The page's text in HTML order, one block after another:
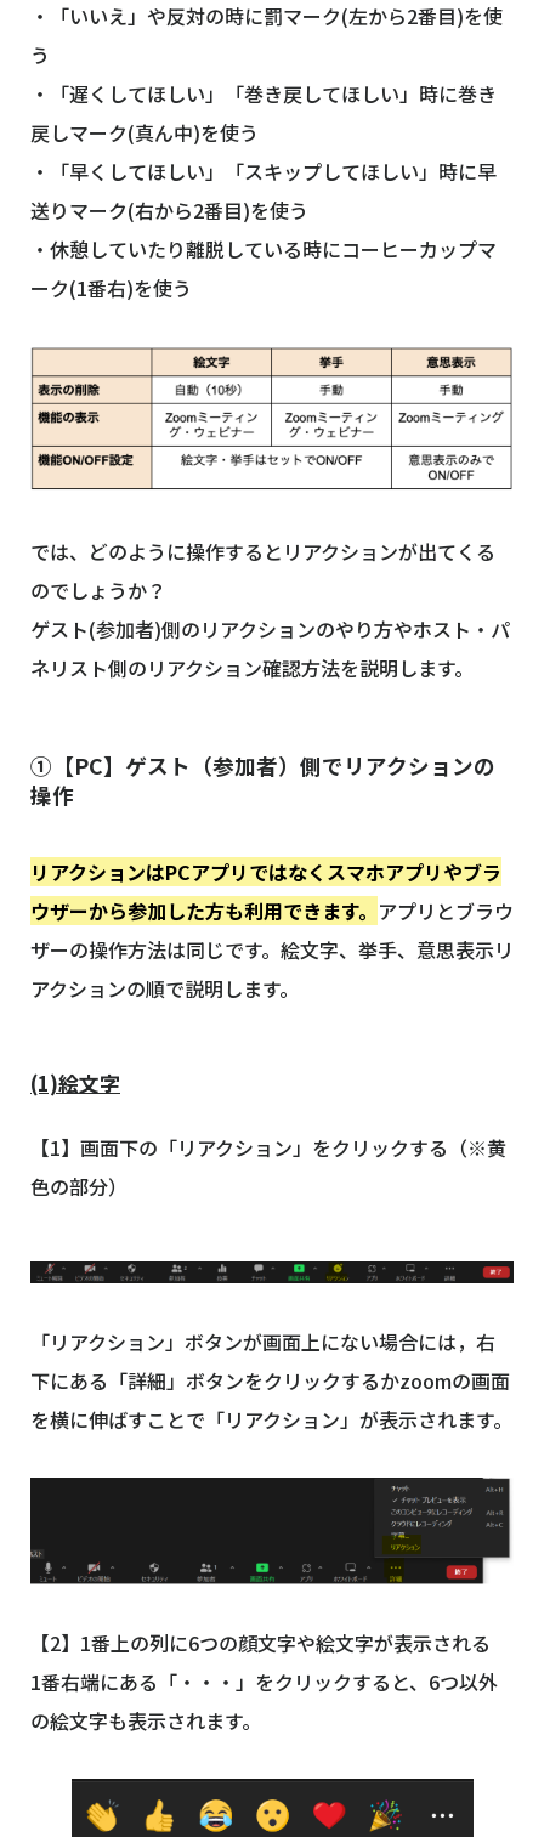
・「いいえ」や反対の時に罰マーク(左から2番目)を使
う
・「遅くしてほしい」「巻き戻してほしい」時に巻き
戻しマーク(真ん中)を使う
・「早くしてほしい」「スキップしてほしい」時に早
送りマーク(右から2番目)を使う
・休憩していたり離脱している時にコーヒーカップマ
ーク(1番右)を使う
では、どのように操作するとリアクションが出てくる
のでしょうか？
ゲスト(参加者)側のリアクションのやり方やホスト・パ
ネリスト側のリアクション確認方法を説明します。
①【PC】ゲスト（参加者）側でリアクションの
操作
リアクションはPCアプリではなくスマホアプリやブラ
ウザーから参加した方も利用できます。 アプリとブラウ
ザーの操作方法は同じです。絵文字、挙手、意思表示リ
アクションの順で説明します。
(1)絵文字
【1】画面下の「リアクション」をクリックする（※黄
色の部分）
「リアクション」ボタンが画面上にない場合には，右
下にある「詳細」ボタンをクリックするかzoomの画面
を横に伸ばすことで「リアクション」が表示されます。
【2】1番上の列に6つの顔文字や絵文字が表示される
1番右端にある「・・・」をクリックすると、6つ以外
の絵文字も表示されます。